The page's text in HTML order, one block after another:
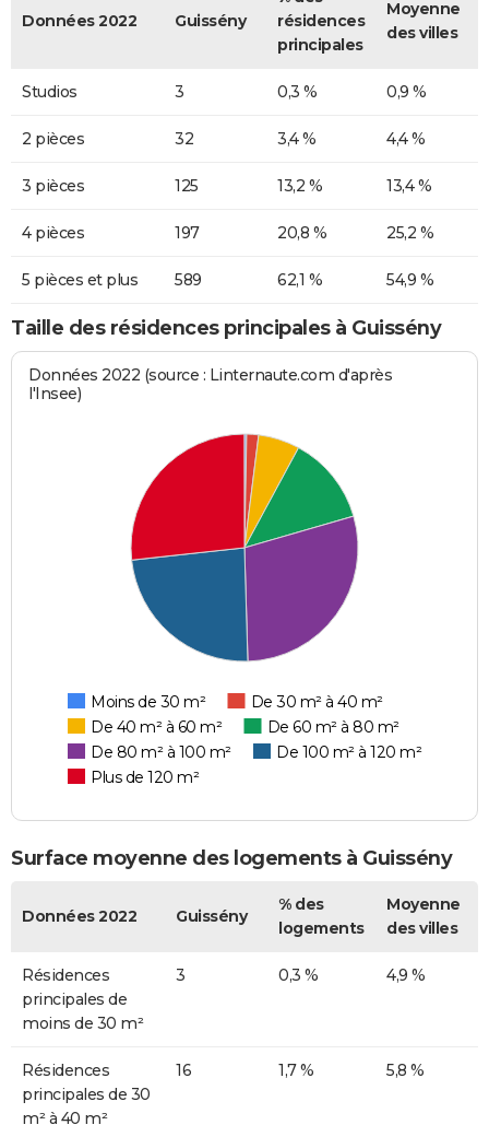
Données 2022 Guissény
résidences
principales
Moyenne
des villes
Studios 3 0,3 % 0,9 %
2 pièces 32 3,4 % 4,4 %
3 pièces 125 13,2 % 13,4 %
4 pièces 197 20,8 % 25,2 %
5 pièces et plus 589 62,1 % 54,9 %
Taille des résidences principales à Guissény
Données 2022 (source : Linternaute.com d'après
l'Insee)
Moins de 30 m²
De 30 m² à 40 m²
De 40 m² à 60 m²
De 60 m² à 80 m²
De 80 m² à 100 m²
De 100 m² à 120 m²
Plus de 120 m²
Surface moyenne des logements à Guissény
Données 2022 Guissény
% des
logements
Moyenne
des villes
Résidences
principales de
moins de 30 m²
3 0,3 % 4,9 %
Résidences
principales de 30
m² à 40 m²
16 1,7 % 5,8 %